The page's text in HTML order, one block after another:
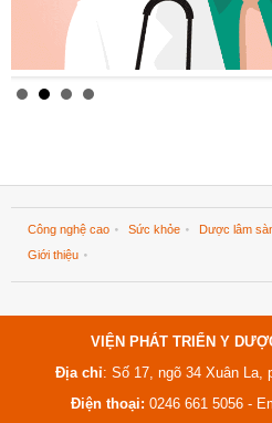
Công nghệ cao Sức khỏe Dược lâm
Giới thiệu
VIỆN PHÁT TRIỂN Y
Địa chỉ: Số 17, ngõ 34 Xuân La,
Điện thoại: 0246 661 5056 -